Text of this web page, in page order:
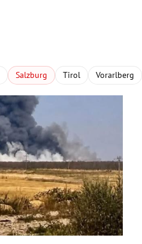
Salzburg Tirol Vorarlberg